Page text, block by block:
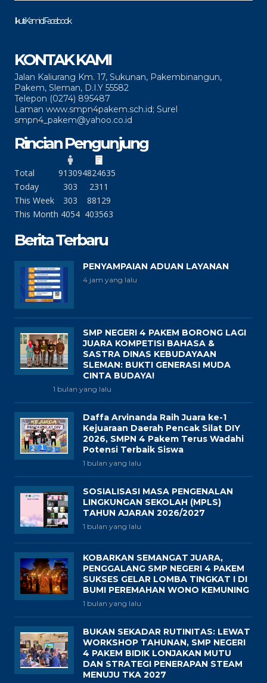
Ikuti Kami di Facebook
KONTAK KAMI
Jalan Kaliurang Km. 17, Sukunan, Pakembinangun,
Pakem, Sleman, D.I.Y 55582
Telepon (0274) 895487
Laman www.smpn4pakem.sch.id; Surel
smpn4_pakem@yahoo.co.id
Rincian Pengunjung
Total 913094824635
Today
303
2311
This Week
303
88129
This Month 4054 403563
Berita Terbaru
PENYAMPAIAN ADUAN LAYANAN
4 jam yang lalu
SMP NEGERI 4 PAKEM BORONG LAGI
JUARA KOMPETISI BAHASA &
SASTRA DINAS KEBUDAYAAN
SLEMAN: BUKTI GENERASI MUDA
CINTA BUDAYA!
1 bulan yang lalu
Daffa Arvinanda Raih Juara ke-1
Kejuaraan Daerah Pencak Silat DIY
2026, SMPN 4 Pakem Terus Wadahi
Potensi Terbaik Siswa
1 bulan yang lalu
SOSIALISASI MASA PENGENALAN
LINGKUNGAN SEKOLAH (MPLS)
TAHUN AJARAN 2026/2027
1 bulan yang lalu
KOBARKAN SEMANGAT JUARA,
PENGGALANG SMP NEGERI 4 PAKEM
SUKSES GELAR LOMBA TINGKAT I DI
BUMI PEREMAHAN WONO KEMUNING
1 bulan yang lalu
BUKAN SEKADAR RUTINITAS: LEWAT
WORKSHOP TAHUNAN, SMP NEGERI
4 PAKEM BIDIK LONJAKAN MUTU
DAN STRATEGI PENERAPAN STEAM
MENUJU TKA 2027